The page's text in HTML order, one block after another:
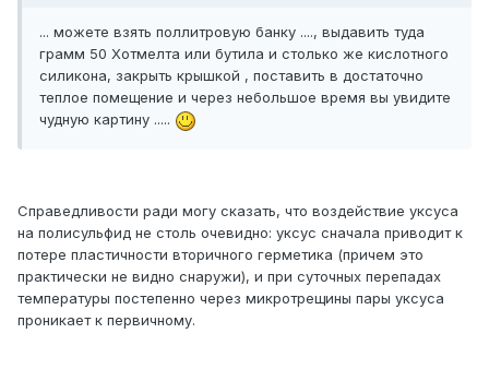
... можете взять поллитровую банку ...., выдавить туда
грамм 50 Хотмелта или бутила и столько же кислотного
силикона, закрыть крышкой , поставить в достаточно
теплое помещение и через небольшое время вы увидите
чудную картину .....
Справедливости ради могу сказать, что воздействие уксуса
на полисульфид не столь очевидно: уксус сначала приводит к
потере пластичности вторичного герметика (причем это
практически не видно снаружи), и при суточных перепадах
температуры постепенно через микротрещины пары уксуса
проникает к первичному.